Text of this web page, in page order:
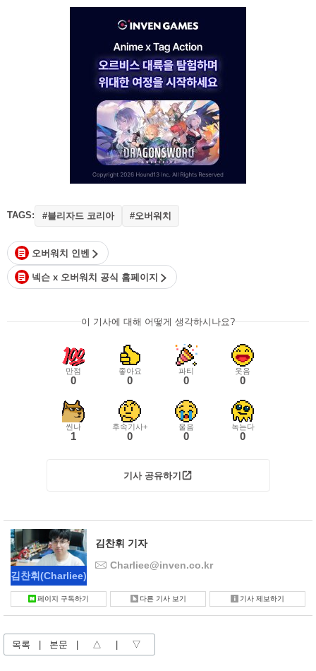
TAGS: #블리자드 코리아 #오버워치
오버워치 인벤
넥슨 x 오버워치 공식 홈페이지
이 기사에 대해 어떻게 생각하시나요?
만점
0
좋아요
0
파티
0
웃음
0
씬나
1
후속기사+
0
울음
0
녹는다
0
기사 공유하기
김찬휘(Charliee)
김찬휘 기자
Charliee@inven.co.kr
페이지 구독하기 다른 기사 보기 기사 제보하기
목록 본문 △ ▽